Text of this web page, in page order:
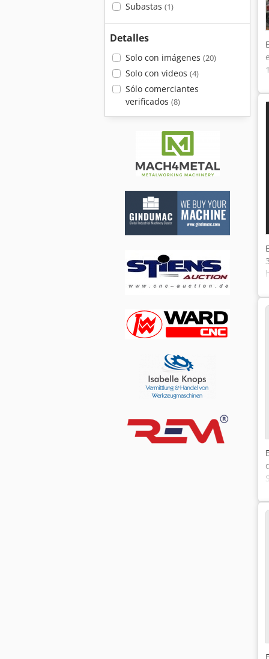
Subastas (1)
Detalles
Solo con imágenes (20)
Solo con videos (4)
Sólo comerciantes
verificados (8)